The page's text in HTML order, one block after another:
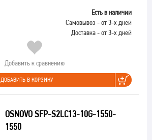
Есть в наличии
Самовывоз - от 3-х дней
Доставка - от 3-х дней
Добавить к сравнению
ДОБАВИТЬ В КОРЗИНУ
OSNOVO SFP-S2LC13-10G-1550-
1550